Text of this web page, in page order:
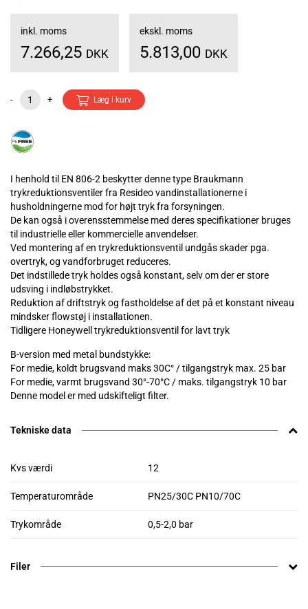
inkl. moms
7.266,25 DKK
ekskl. moms
5.813,00 DKK
- + Læg i kurv
I henhold til EN 806-2 beskytter denne type Braukmann
trykreduktionsventiler fra Resideo vandinstallationerne i
husholdningerne mod for højt tryk fra forsyningen.
De kan også i overensstemmelse med deres specifikationer bruges
til industrielle eller kommercielle anvendelser.
Ved montering af en trykreduktionsventil undgås skader pga.
overtryk, og vandforbruget reduceres.
Det indstillede tryk holdes også konstant, selv om der er store
udsving i indløbstrykket.
Reduktion af driftstryk og fastholdelse af det på et konstant niveau
mindsker flowstøj i installationen.
Tidligere Honeywell trykreduktionsventil for lavt tryk
B-version med metal bundstykke:
For medie, koldt brugsvand maks 30C° / tilgangstryk max. 25 bar
For medie, varmt brugsvand 30°-70°C / maks. tilgangstryk 10 bar
Denne model er med udskifteligt filter.
Tekniske data
Kvs værdi 12
Temperaturområde PN25/30C PN10/70C
Trykområde 0,5-2,0 bar
Filer